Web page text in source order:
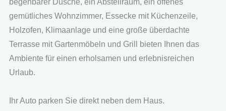
begehbarer Dusche, ein Abstellraum, ein offenes
gemütliches Wohnzimmer, Essecke mit Küchenzeile,
Holzofen, Klimaanlage und eine große überdachte
Terrasse mit Gartenmöbeln und Grill bieten Ihnen das
Ambiente für einen erholsamen und erlebnisreichen
Urlaub.
Ihr Auto parken Sie direkt neben dem Haus.